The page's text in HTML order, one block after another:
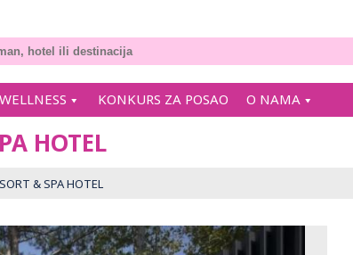
WELLNESS KONKURS ZA POSAO O NAMA
HOTEL
& SPA HOTEL